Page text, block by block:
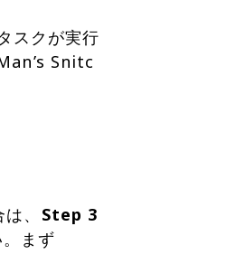
スクが実行
Snitc
、 Step 3
まず